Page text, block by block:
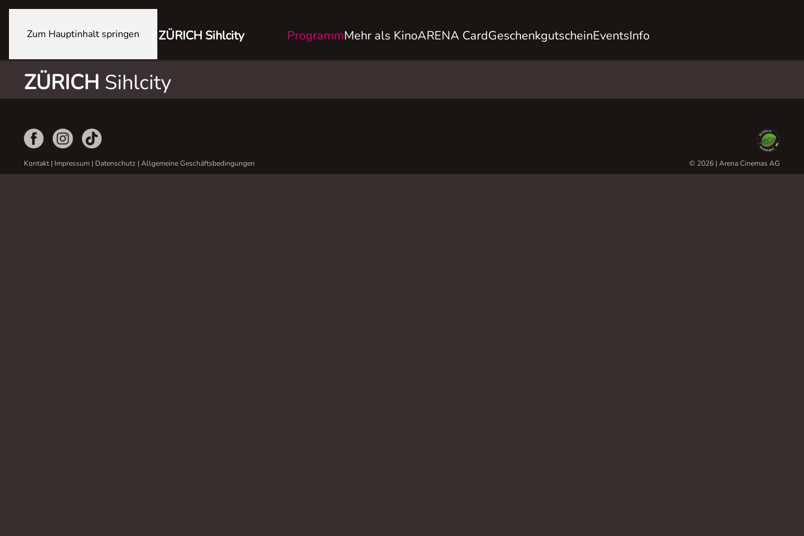
Zum Hauptinhalt springen ZÜRICH Sihlcity ProgrammMehr als KinoARENA CardGeschenkgutscheinEventsInfo
ZÜRICH Sihlcity
Kontakt| Impressum | Datenschutz | Allgemeine Geschäftsbedingungen © 2026 | Arena Cinemas AG